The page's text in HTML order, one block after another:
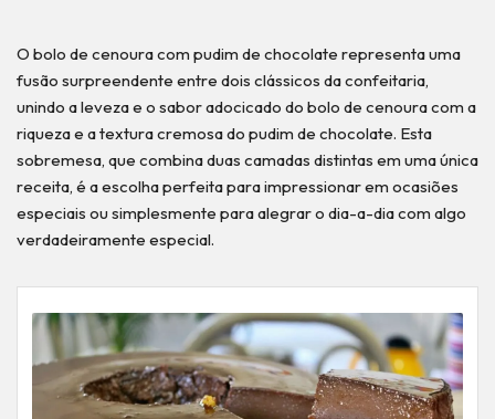
O bolo de cenoura com pudim de chocolate representa uma
fusão surpreendente entre dois clássicos da confeitaria,
unindo a leveza e o sabor adocicado do bolo de cenoura com a
riqueza e a textura cremosa do pudim de chocolate. Esta
sobremesa, que combina duas camadas distintas em uma única
receita, é a escolha perfeita para impressionar em ocasiões
especiais ou simplesmente para alegrar o dia-a-dia com algo
verdadeiramente especial.